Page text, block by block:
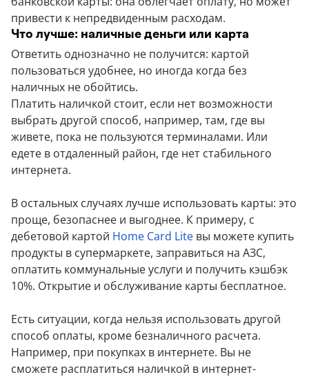
привести к непредвиденным расходам.
Что лучше: наличные деньги или карта
Ответить однозначно не получится: картой
пользоваться удобнее, но иногда когда без
наличных не обойтись.
Платить наличкой стоит, если нет возможности
выбрать другой способ, например, там, где вы
живете, пока не пользуются терминалами. Или
едете в отдаленный район, где нет стабильного
интернета.
В остальных случаях лучше использовать карты: это
проще, безопаснее и выгоднее. К примеру, с
дебетовой картой Home Card Lite вы можете купить
продукты в супермаркете, заправиться на АЗС,
оплатить коммунальные услуги и получить кэшбэк
10%. Открытие и обслуживание карты бесплатное.
Есть ситуации, когда нельзя использовать другой
способ оплаты, кроме безналичного расчета.
Например, при покупках в интернете. Вы не
сможете расплатиться наличкой в интернет-